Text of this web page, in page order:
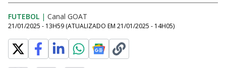
FUTEBOL | Canal GOAT
21/01/2025 - 13H59 (ATUALIZADO EM 21/01/2025 - 14H05)